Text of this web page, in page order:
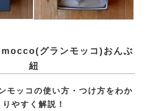
mocco(グランモッコ)おんぶ
紐
モッコの使い方・つけ方をわか
りやすく解説！